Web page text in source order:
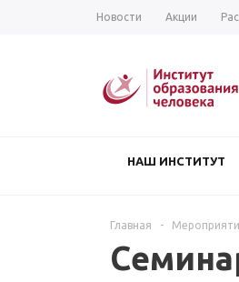
Новости Акции
НАШ ИНСТИТУТ
Главная -